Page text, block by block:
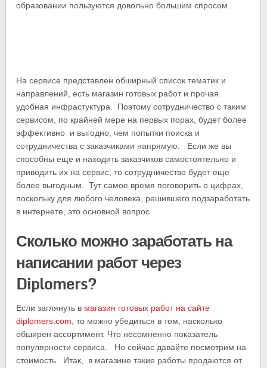
образовании пользуются довольно большим спросом.
На сервисе представлен обширный список тематик и
направлений, есть магазин готовых работ и прочая
удобная инфрастуктура. Поэтому сотрудничество с таким
сервисом, по крайней мере на первых порах, будет более
эффективно и выгодно, чем попытки поиска и
сотрудничества с заказчиками напрямую. Если же вы
способны еще и находить заказчиков самостоятельно и
приводить их на сервис, то сотрудничество будет еще
более выгодным. Тут самое время поговорить о цифрах,
поскольку для любого человека, решившего подзаработать
в интернете, это основной вопрос.
Сколько можно заработать на
написании работ через
Diplomers?
Если заглянуть в магазин готовых работ на сайте
diplomers.com , то можно убедиться в том, насколько
обширен ассортимент. Что несомненно показатель
популярности сервиса. Но сейчас давайте посмотрим на
стоимость. Итак, в магазине такие работы продаются от